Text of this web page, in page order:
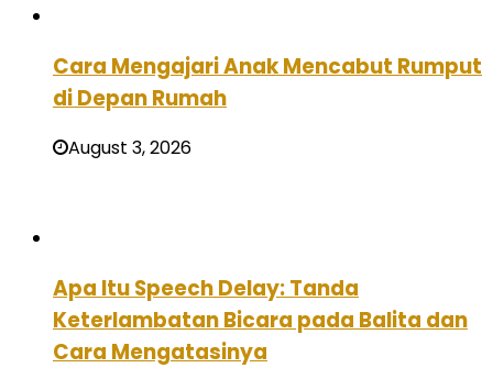
Cara Mengajari Anak Mencabut Rumput
di Depan Rumah
August 3, 2026
Apa Itu Speech Delay: Tanda
Keterlambatan Bicara pada Balita dan
Cara Mengatasinya